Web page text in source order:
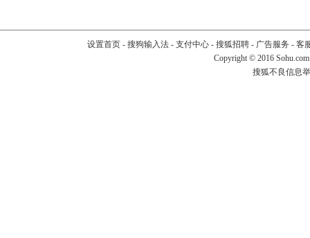
设置首页- 搜狗输入法- 支付中心- 搜狐招聘- 广告服务 - 客
Copyright © 2016
搜狐不良信息